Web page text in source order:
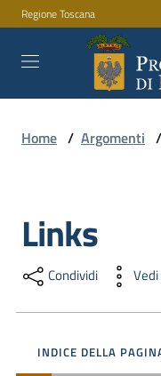
Vai al contenuto
Vai alla navigazione
Vai al footer
Regione Toscana
Amministrazione
Servizi
Home / Argomenti /
Salta al contenuto
Links
Condividi
INDICE DELLA